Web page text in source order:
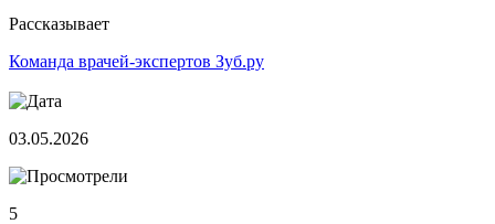
Рассказывает
Команда врачей-экспертов Зуб.ру
03.05.2026
5